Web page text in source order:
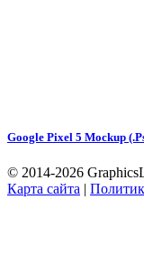
Google Pixel 5 Mockup
© 2014-2026
Карта сайта |